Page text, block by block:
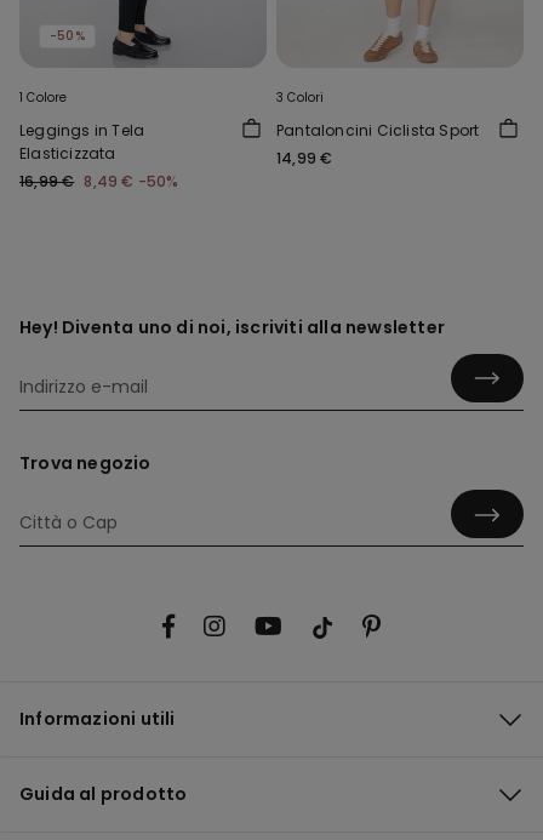
-50%
1 Colore
Leggings in Tela
Elasticizzata
16,99 € 8,49 € -50%
3 Colori
Pantaloncini Ciclista Sport
14,99 €
Hey! Diventa uno di noi, iscriviti alla newsletter
Trova negozio
Informazioni utili
Guida al prodotto